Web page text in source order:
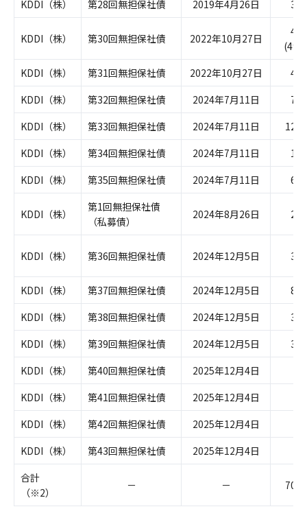
KDDI（株） 第28回無担保社債 2019年4月26日
KDDI（株） 第30回無担保社債 2022年10月27日
KDDI（株）
第31回無担保社債 2022年10月27日
KDDI（株）
第32回無担保社債 2024年7月11日
KDDI（株）
第33回無担保社債 2024年7月11日
KDDI（株）
第34回無担保社債 2024年7月11日
KDDI（株）
第35回無担保社債 2024年7月11日
KDDI（株）
第1回無担保社債
（私募債）
2024年8月26日
KDDI（株） 第36回無担保社債 2024年12月5日
KDDI（株） 第37回無担保社債 2024年12月5日
KDDI（株）
第38回無担保社債 2024年12月5日
KDDI（株）
第39回無担保社債 2024年12月5日
KDDI（株）
第40回無担保社債 2025年12月4日
KDDI（株）
第41回無担保社債 2025年12月4日
KDDI（株）
第42回無担保社債 2025年12月4日
KDDI（株）
第43回無担保社債 2025年12月4日
合計
（※2）
－ －